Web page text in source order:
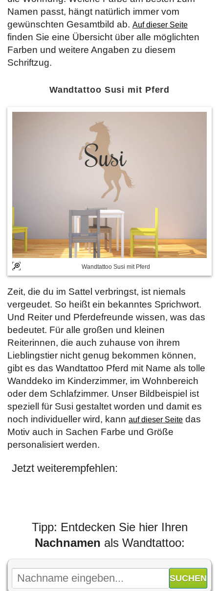
Namen passt, hängt natürlich immer vom
gewünschten Gesamtbild ab. Auf dieser Seite
finden Sie eine Übersicht über alle möglichten
Farben und weitere Angaben zu diesem
Schriftzug.
Wandtattoo Susi mit Pferd
Wandtattoo Susi mit Pferd
Zeit, die du im Sattel verbringst, ist niemals
vergeudet. So heißt ein bekanntes Sprichwort.
Und Reiter und Pferdefreunde wissen, was das
bedeutet. Für alle großen und kleinen
Reiterinnen, die auch zuhause von ihrem
Lieblingstier nicht genug bekommen können,
gibt es das Wandtattoo Pferd mit Name als tolle
Wanddeko im Kinderzimmer, im Wohnbereich
oder dem Schlafzimmer. Unser Bildbeispiel ist
speziell für Susi gestaltet worden und damit es
noch individueller wird, kann auf dieser Seite das
Motiv auch in Sachen Farbe und Größe
personalisiert werden.
Jetzt weiterempfehlen:
Tipp: Entdecken Sie hier Ihren
Nachnamen als Wandtattoo: